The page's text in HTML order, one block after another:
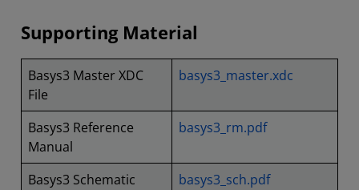
Supporting Material
Basys3 Master XDC
File
basys3_master.xdc
Basys3 Reference
Manual
basys3_rm.pdf
Basys3 Schematic
basys3_sch.pdf